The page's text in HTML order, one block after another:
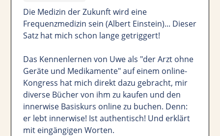
Die Medizin der Zukunft wird eine
Frequenzmedizin sein (Albert Einstein)... Dieser
Satz hat mich schon lange getriggert!
Das Kennenlernen von Uwe als "der Arzt ohne
Geräte und Medikamente" auf einem online-
Kongress hat mich direkt dazu gebracht, mir
diverse Bücher von ihm zu kaufen und den
innerwise Basiskurs online zu buchen. Denn:
er lebt innerwise! Ist authentisch! Und erklärt
mit eingängigen Worten.